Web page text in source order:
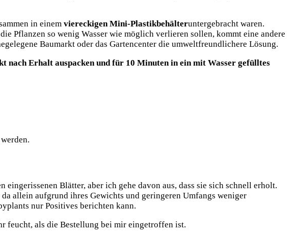
in einem viereckigen Mini-Plastikbehälteruntergebracht waren.
Pflanzen so wenig Wasser wie möglich verlieren sollen, kommt eine andere
Baumarkt oder das Gartencenter die umweltfreundlichere Lösung.
nach Erhalt auspacken und für 10 Minuten in ein mit Wasser gefülltes
Blätter, aber ich gehe davon aus, dass sie sich schnell erholt.
da allein aufgrund ihres Gewichts und geringeren Umfangs weniger
nur Positives berichten kann.
feucht, als die Bestellung bei mir eingetroffen ist.